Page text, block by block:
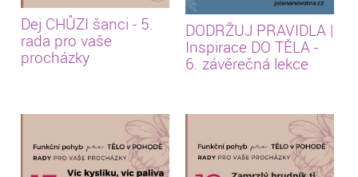
Dej CHŮZI šanci - 5.
rada pro vaše
procházky
DODRŽUJ PRAVIDLA |
Inspirace DO TĚLA -
6. závěrečná lekce